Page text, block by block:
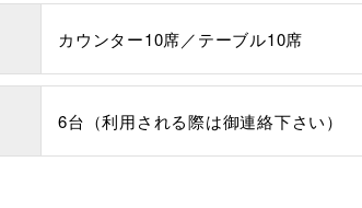
カウンター10席／テーブル10席
6台（利用される際は御連絡下さい）